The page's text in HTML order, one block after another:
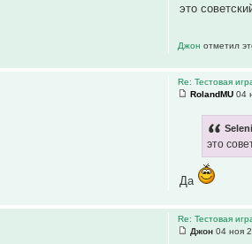
это
Джонотметил
Re: Тестовая
RolandMU 04
это
Да
Re: Тестовая
Джон 04 ноя